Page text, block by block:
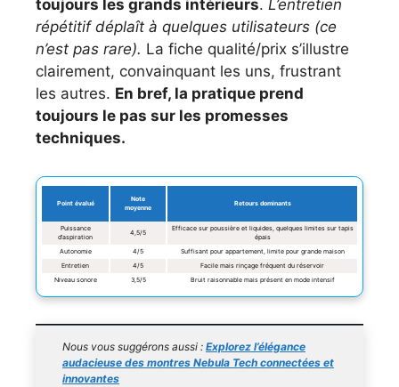
toujours les grands intérieurs. L’entretien
répétitif déplaît à quelques utilisateurs (ce
n’est pas rare). La fiche qualité/prix s’illustre
clairement, convainquant les uns, frustrant
les autres. En bref, la pratique prend
toujours le pas sur les promesses
techniques.
Point évalué
Note
moyenne
Retours dominants
Puissance
d’aspiration
4,5/5
Efficace sur poussière et liquides, quelques limites sur tapis
épais
Autonomie
4/5
Suffisant pour appartement, limite pour grande maison
Entretien
4/5
Facile mais rinçage fréquent du réservoir
Niveau sonore
3,5/5 Bruit raisonnable mais présent en mode intensif
Nous vous suggérons aussi : Explorez l’élégance
audacieuse des montres Nebula Tech connectées et
innovantes